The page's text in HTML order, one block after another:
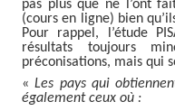
pas plus que ne l’ont
(cours en ligne) bien
Pour rappel, l’étude
résultats toujours
préconisations, mais qui
«Les pays qui
également ceux où :